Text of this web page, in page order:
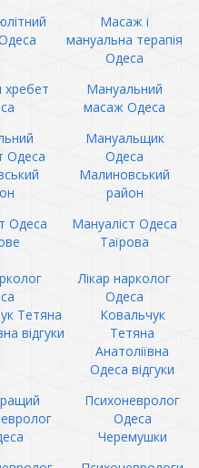
Масаж і
мануальна терапія
Одеса
хребет
Мануальний
масаж Одеса
Одеса
Мануальщик
Одеса
Малиновський
район
Одеса
Мануаліст Одеса
Таїрова
Лікар нарколог
Одеса
Тетяна
відгуки
Ковальчук
Тетяна
Анатоліївна
Одеса відгуки
Психоневролог
Одеса
Черемушки